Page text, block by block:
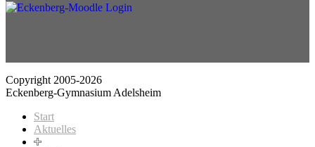
Copyright 2005-2026
Eckenberg-Gymnasium Adelsheim
Start
Aktuelles